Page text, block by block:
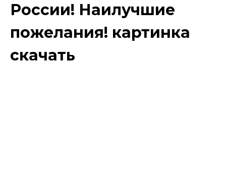
России! Наилучшие
пожелания! картинка
скачать